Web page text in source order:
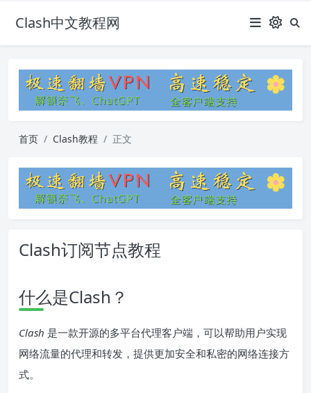
Clash中文教程网
首页 Clash教程 正文
Clash订阅节点教程
什么是Clash？
Clash 是一款开源的多平台代理客户端，可以帮助用户实现
网络流量的代理和转发，提供更加安全和私密的网络连接方
式。